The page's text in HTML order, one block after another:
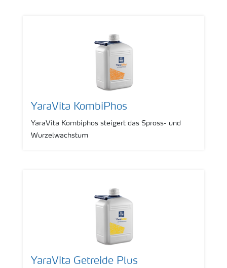
YaraVita KombiPhos
YaraVita Kombiphos steigert das Spross- und
Wurzelwachstum
YaraVita Getreide Plus